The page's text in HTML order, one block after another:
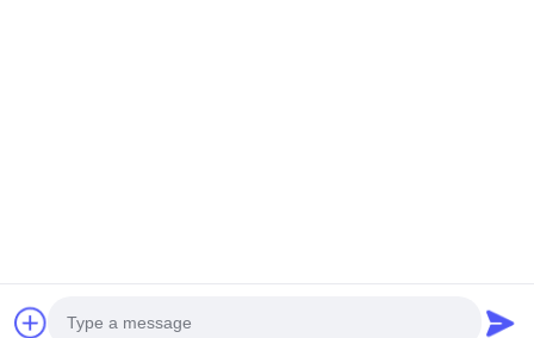
© 2026 GUANGZHOU YAKEDA TRAVELING PRODUCTS CO.,LTD. All